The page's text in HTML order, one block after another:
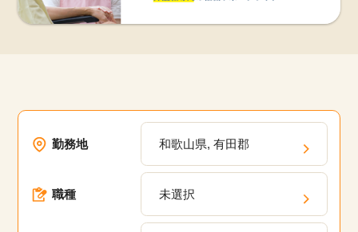
勤務地 和歌山県, 有田郡
職種 未選択